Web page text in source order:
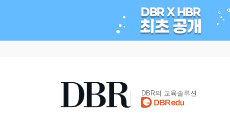
DBR의 교육솔루션